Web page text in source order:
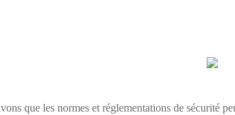
que les normes et réglementations de sécurité